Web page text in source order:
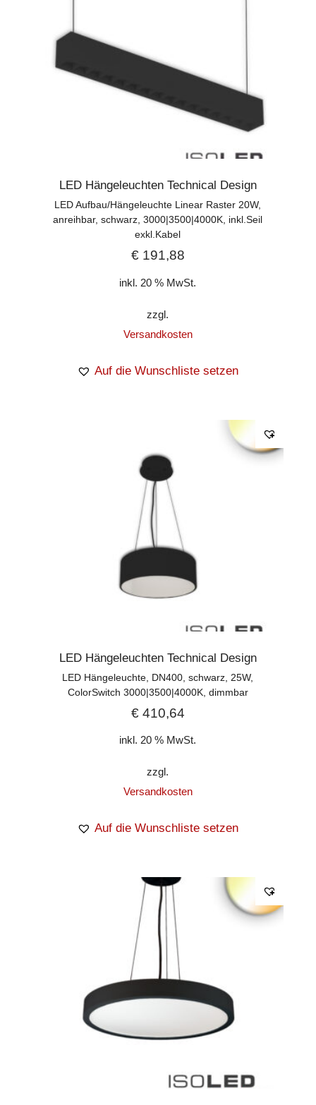
LED Hängeleuchten Technical Design
LED Aufbau/Hängeleuchte Linear Raster 20W,
anreihbar, schwarz, 3000|3500|4000K, inkl.Seil
exkl.Kabel
€191,88
inkl. 20 % MwSt.
zzgl.
Versandkosten
Auf die Wunschliste setzen
LED Hängeleuchten Technical Design
LED Hängeleuchte, DN400, schwarz, 25W,
ColorSwitch 3000|3500|4000K, dimmbar
€410,64
inkl. 20 % MwSt.
zzgl.
Versandkosten
Auf die Wunschliste setzen